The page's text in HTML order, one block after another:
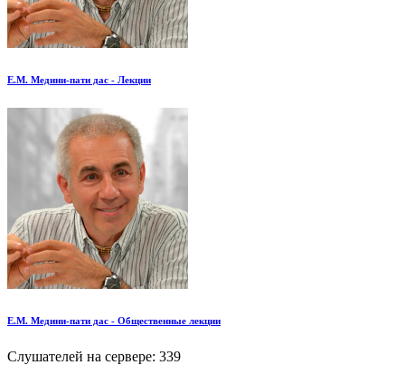
Е.М. Медини-пати дас - Лекции
Е.М. Медини-пати дас - Общественные лекции
Слушателей на сервере: 339